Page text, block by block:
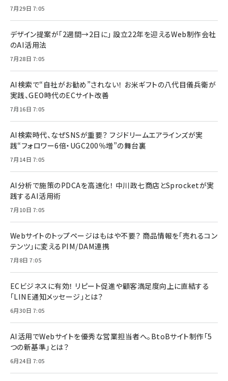
7月29日 7:05
デザイン提案が「2週間→2日に」 設立22年を迎えるWeb制作会社
のAI活用法
7月28日 7:05
AI検索で“自社がお勧め”されない！ お米ギフトの八代目儀兵衛が
実践、GEO時代のECサイト改善
7月16日 7:05
AI検索時代、なぜSNSが重要？ フジドリームエアラインズが実
践“フォロワー6倍・UGC200％増”の舞台裏
7月14日 7:05
AI分析で施策のPDCAを高速化！ 中川政七商店とSprocketが実
践するAI活用術
7月10日 7:05
Webサイトのトップページはもはや不要？ 商品情報を「売れるコン
テンツ」に変えるPIM/DAM連携
7月8日 7:05
ECビジネスに有効！ リピート促進や顧客満足度向上に直結する
「LINE通知メッセージ」とは？
6月30日 7:05
AI活用でWebサイトを優秀な営業担当者へ。BtoBサイト制作「5
つの新基準」とは？
6月24日 7:05